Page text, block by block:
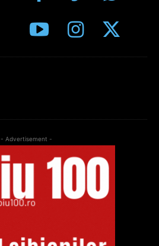
- Advertisement -